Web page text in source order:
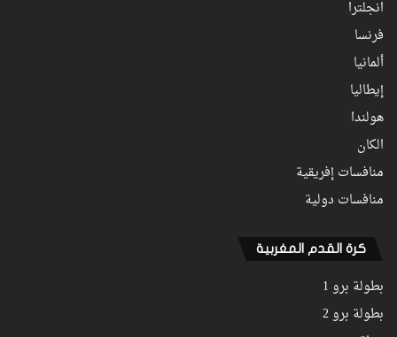
انجلترا
فرنسا
ألمانيا
إيطاليا
هولندا
الكان
منافسات إفريقية
منافسات دولية
كرة القدم المغربية
بطولة برو 1
بطولة برو 2